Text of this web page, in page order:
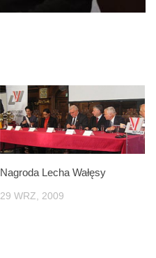
Nagroda Lecha Wałęsy
29 WRZ, 2009